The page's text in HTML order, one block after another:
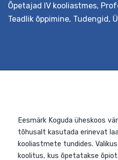
loomine
ja
Õpetajad IV kooliastmes,
Teadlik õppimine, Tudengid,